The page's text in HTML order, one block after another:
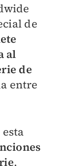
de
al
de
entre
,